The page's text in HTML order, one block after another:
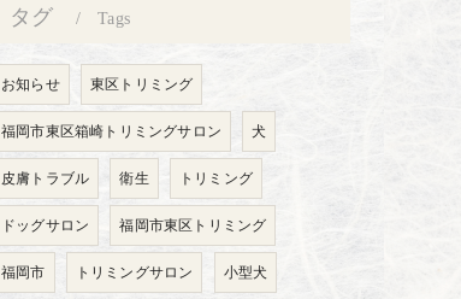
タグ Tags
お知らせ 東区トリミング
福岡市東区箱崎トリミングサロン 犬
皮膚トラブル 衛生 トリミング
ドッグサロン 福岡市東区トリミング
福岡市 トリミングサロン 小型犬